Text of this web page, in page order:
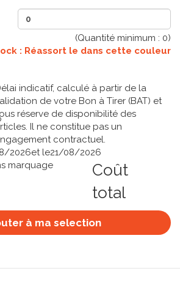
(Quantité minimum : 0)
: Réassort le dans cette couleur
indicatif, calculé à partir de la
de votre Bon à Tirer (BAT) et
réserve de disponibilité des
Il ne constitue pas un
contractuel.
2026et le21/08/2026
marquage
Coût
total
à ma selection